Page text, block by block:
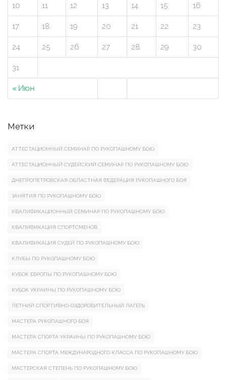
« Июн
10 11 12 13 14 15 16
17 18 19 20 21 22 23
24 25 26 27 28 29 30
31
Метки
АТТЕСТАЦИОННЫЙ СЕМИНАР ПО РУКОПАШНОМУ БОЮ
АТТЕСТАЦИОННЫЙ СУДЕЙСКИЙ СЕМИНАР ПО РУКОПАШНОМУ БОЮ
ДНЕПРОПЕТРОВСКАЯ ОБЛАСТНАЯ ФЕДЕРАЦИЯ РУКОПАШНОГО БОЯ
ЗАНЯТИЯ ПО РУКОПАШНОМУ БОЮ
КВАЛИФИКАЦИОННЫЙ СЕМИНАР ПО РУКОПАШНОМУ БОЮ
КВАЛИФИКАЦИЯ СПОРТСМЕНОВ
КВАЛИФИКАЦИЯ СУДЕЙ ПО РУКОПАШНОМУ БОЮ
КЛУБЫ ПО РУКОПАШНОМУ БОЮ
КУБОК ЕВРОПЫ ПО РУКОПАШНОМУ БОЮ
КУБОК УКРАИНЫ ПО РУКОПАШНОМУ БОЮ
ЛЕТНИЙ СПОРТИВНО-ОЗДОРОВИТЕЛЬНЫЙ ЛАГЕРЬ
МАСТЕРА РУКОПАШНОГО БОЯ
МАСТЕРА СПОРТА УКРАИНЫ ПО РУКОПАШНОМУ БОЮ
МАСТЕРА СПОРТА МЕЖДУНАРОДНОГО КЛАССА ПО РУКОПАШНОМУ БОЮ
МАСТЕРСКАЯ СТЕПЕНЬ ПО РУКОПАШНОМУ БОЮ